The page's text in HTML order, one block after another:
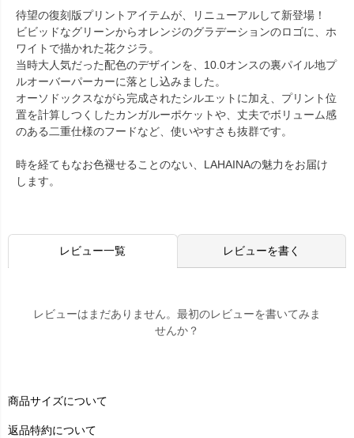
待望の復刻版プリントアイテムが、リニューアルして新登場！
ビビッドなグリーンからオレンジのグラデーションのロゴに、ホ
ワイトで描かれた花クジラ。
当時大人気だった配色のデザインを、10.0オンスの裏パイル地プ
ルオーバーパーカーに落とし込みました。
オーソドックスながら完成されたシルエットに加え、プリント位
置を計算しつくしたカンガルーポケットや、丈夫でボリューム感
のある二重仕様のフードなど、使いやすさも抜群です。
時を経てもなお色褪せることのない、LAHAINAの魅力をお届け
します。
レビュー一覧 レビューを書く
レビューはまだありません。最初のレビューを書いてみま
せんか？
商品サイズについて
返品特約について